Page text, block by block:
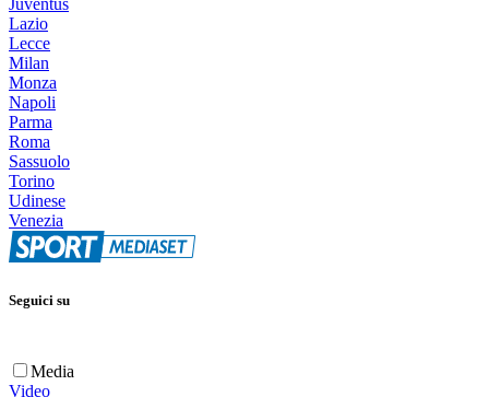
Juventus
Lazio
Lecce
Milan
Monza
Napoli
Parma
Roma
Sassuolo
Torino
Udinese
Venezia
Seguici su
Media
Video